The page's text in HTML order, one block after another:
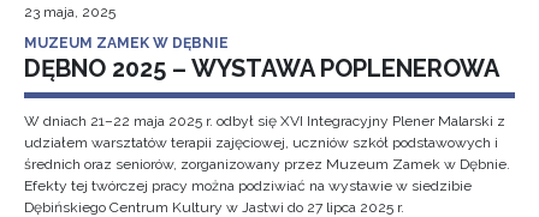
23 maja, 2025
MUZEUM ZAMEK W DĘBNIE
DĘBNO 2025 – WYSTAWA POPLENEROWA
W dniach 21–22 maja 2025 r. odbył się XVI Integracyjny Plener Malarski z
udziałem warsztatów terapii zajęciowej, uczniów szkół podstawowych i
średnich oraz seniorów, zorganizowany przez Muzeum Zamek w Dębnie.
Efekty tej twórczej pracy można podziwiać na wystawie w siedzibie
Dębińskiego Centrum Kultury w Jastwi do 27 lipca 2025 r.